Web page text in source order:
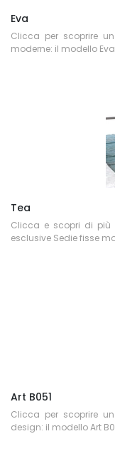
Eva
Clicca per scoprire
moderne: il modello
Tea
Clicca e scopri di più
esclusive Sedie fisse
Art B051
Clicca per scoprire
design: il modello Art